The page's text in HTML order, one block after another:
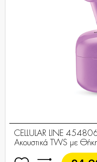
CELLULAR LINE
Ακουστικά TWS με